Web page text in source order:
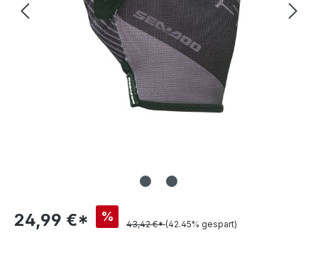
24,99 €* %
43,42 €*(42.45% gespart)